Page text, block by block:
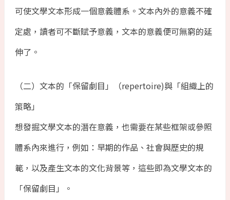
可使文學文本形成一個意義體系。文本內外的意義不確
定處，讀者可不斷賦予意義，文本的意義便可無窮的延
伸了。
（二）文本的「保留劇目」（repertoire)與「組織上的
策略」
想發掘文學文本的潛在意義，也需要在某些框架或參照
體系內來進行，例如：早期的作品、社會與歷史的規
範，以及產生文本的文化背景等，這些即為文學文本的
「保留劇目」。